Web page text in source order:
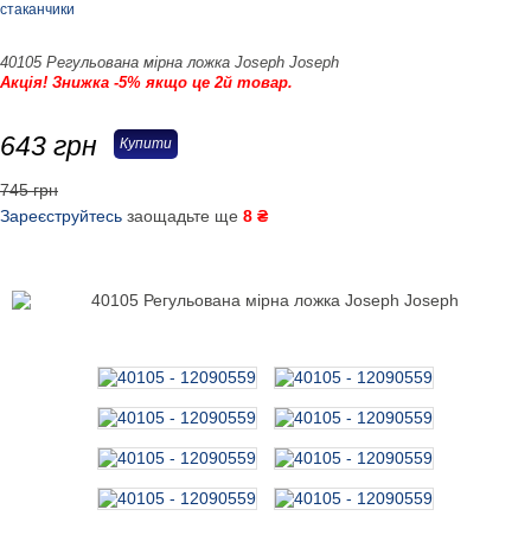
стаканчики
40105 Регульована мірна ложка Joseph Joseph
Акція! Знижка -5% якщо це 2й товар.
643 грн Купити
745 грн
Зареєструйтесь заощадьте ще 8 ₴